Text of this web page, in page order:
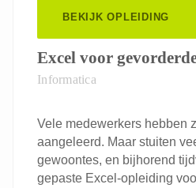
BEKIJK OPLEIDING
Excel voor
Informatica
Vele medewerkers hebben
aangeleerd. Maar stuiten
gewoontes, en bijhorend
gepaste Excel-opleiding